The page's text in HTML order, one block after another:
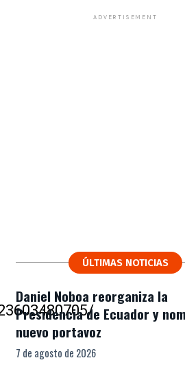
ADVERTISEMENT
ÚLTIMAS NOTICIAS
Daniel Noboa reorganiza la
Presidencia de Ecuador y
nuevo portavoz
7 de agosto de 2026